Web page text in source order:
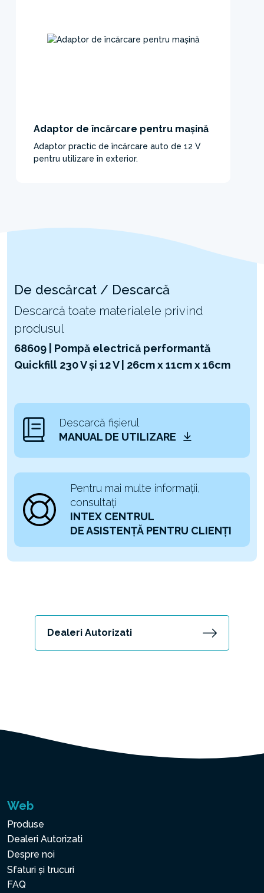
Adaptor de încărcare pentru mașină
Adaptor practic de încărcare auto de 12 V
pentru utilizare în exterior.
De descărcat / Descarcă
Descarcă toate materialele privind
produsul
68609 | Pompă electrică performantă
Quickfill 230 V și 12 V | 26cm x 11cm x 16cm
Descarcă fișierul
MANUAL DE UTILIZARE
Pentru mai multe informații,
consultați
INTEX CENTRUL
DE ASISTENȚĂ PENTRU CLIENȚI
Dealeri Autorizati
Web
Produse
Dealeri Autorizati
Despre noi
Sfaturi și trucuri
FAQ